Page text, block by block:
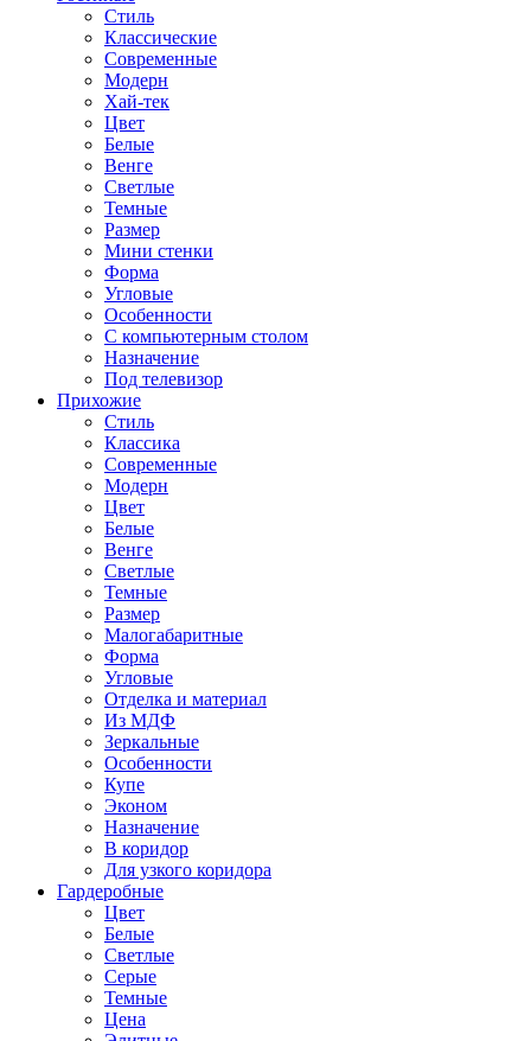
Стиль
Классические
Современные
Модерн
Хай-тек
Цвет
Белые
Венге
Светлые
Темные
Размер
Мини стенки
Форма
Угловые
Особенности
С компьютерным столом
Назначение
Под телевизор
Прихожие
Стиль
Классика
Современные
Модерн
Цвет
Белые
Венге
Светлые
Темные
Размер
Малогабаритные
Форма
Угловые
Отделка и материал
Из МДФ
Зеркальные
Особенности
Купе
Эконом
Назначение
В коридор
Для узкого коридора
Гардеробные
Цвет
Белые
Светлые
Серые
Темные
Цена